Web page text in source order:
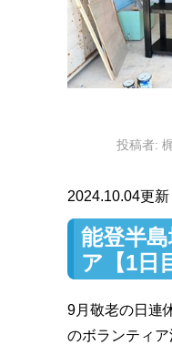
投稿者:
2024.10.04更新
能登半
ア【1日
9月敬老の日連
のボランティア